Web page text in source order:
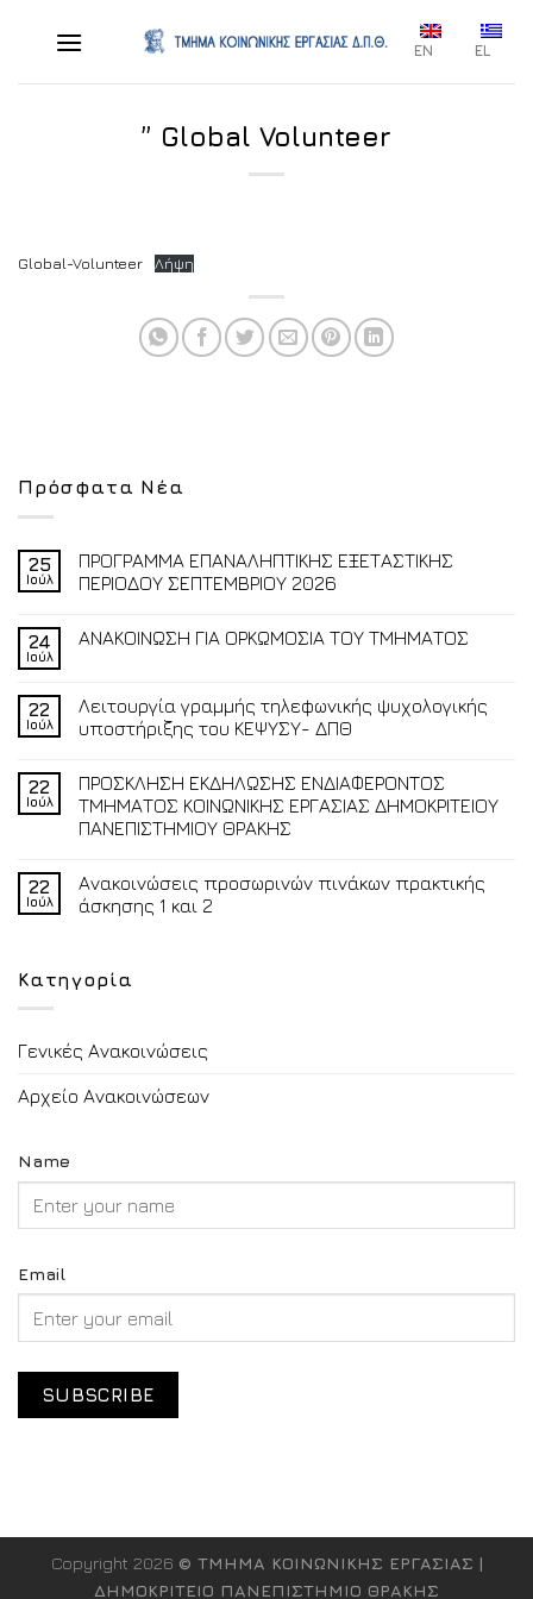
EN EL
” Global Volunteer
Global-Volunteer Λήψη
Πρόσφατα Νέα
25
Ιούλ
ΠΡΟΓΡΑΜΜΑ ΕΠΑΝΑΛΗΠΤΙΚΗΣ ΕΞΕΤΑΣΤΙΚΗΣ
ΠΕΡΙΟΔΟΥ ΣΕΠΤΕΜΒΡΙΟΥ 2026
24
Ιούλ
ΑΝΑΚΟΙΝΩΣΗ ΓΙΑ ΟΡΚΩΜΟΣΙΑ ΤΟΥ ΤΜΗΜΑΤΟΣ
22
Ιούλ
Λειτουργία γραμμής τηλεφωνικής ψυχολογικής
υποστήριξης του ΚΕΨΥΣΥ- ΔΠΘ
22
Ιούλ
ΠΡΟΣΚΛΗΣΗ ΕΚΔΗΛΩΣΗΣ ΕΝΔΙΑΦΕΡΟΝΤΟΣ
ΤΜΗΜΑΤΟΣ ΚΟΙΝΩΝΙΚΗΣ ΕΡΓΑΣΙΑΣ ΔΗΜΟΚΡΙΤΕΙΟΥ
ΠΑΝΕΠΙΣΤΗΜΙΟΥ ΘΡΑΚΗΣ
22
Ιούλ
Ανακοινώσεις προσωρινών πινάκων πρακτικής
άσκησης 1 και 2
Κατηγορία
Γενικές Ανακοινώσεις
Αρχείο Ανακοινώσεων
Name
Email
Copyright 2026 © ΤΜΗΜΑ ΚΟΙΝΩΝΙΚΗΣ ΕΡΓΑΣΙΑΣ |
ΔΗΜΟΚΡΙΤΕΙΟ ΠΑΝΕΠΙΣΤΗΜΙΟ ΘΡΑΚΗΣ